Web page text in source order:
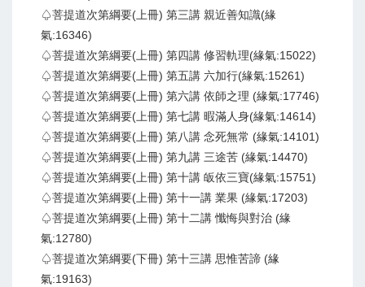
♤菩提道次第綱要(上冊) 第三講 親近善知識(緣
氣:16346)
♤菩提道次第綱要(上冊) 第四講 修習軌理(緣氣:15022)
♤菩提道次第綱要(上冊) 第五講 六加行(緣氣:15261)
♤菩提道次第綱要(上冊) 第六講 依師之理 (緣氣:17746)
♤菩提道次第綱要(上冊) 第七講 暇滿人身(緣氣:14614)
♤菩提道次第綱要(上冊) 第八講 念死無常 (緣氣:14101)
♤菩提道次第綱要(上冊) 第九講 三途苦 (緣氣:14470)
♤菩提道次第綱要(上冊) 第十講 皈依三寶(緣氣:15751)
♤菩提道次第綱要(上冊) 第十一講 業果 (緣氣:17203)
♤菩提道次第綱要(上冊) 第十二講 懺悔與對治 (緣
氣:12780)
♤菩提道次第綱要(下冊) 第十三講 思惟苦諦 (緣
氣:19163)